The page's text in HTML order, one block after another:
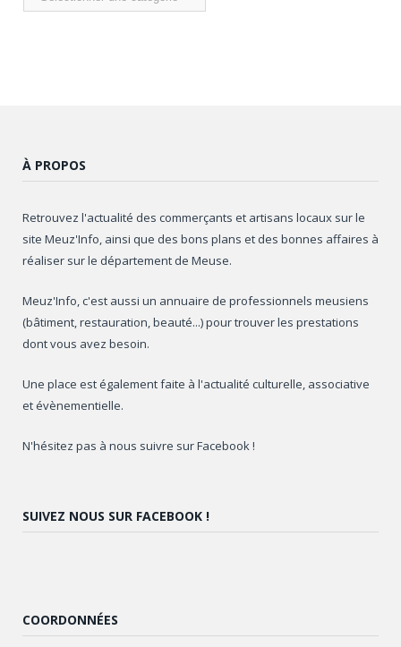
À PROPOS
Retrouvez l'actualité des commerçants et artisans locaux sur le
site Meuz'Info, ainsi que des bons plans et des bonnes affaires à
réaliser sur le département de Meuse.
Meuz'Info, c'est aussi un annuaire de professionnels meusiens
(bâtiment, restauration, beauté...) pour trouver les prestations
dont vous avez besoin.
Une place est également faite à l'actualité culturelle, associative
et évènementielle.
N'hésitez pas à nous suivre sur Facebook !
SUIVEZ NOUS SUR FACEBOOK !
COORDONNÉES